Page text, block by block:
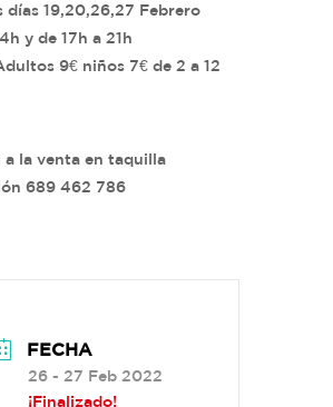
días 19,20,26,27 Febrero
y de 17h a 21h
9€ niños 7€ de 2 a 12
a la venta en taquilla
689 462 786
FECHA
26 - 27 Feb 2022
¡Finalizado!